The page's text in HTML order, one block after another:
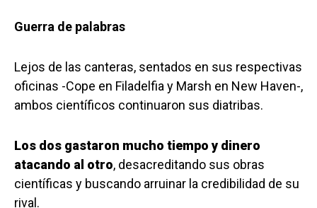
Guerra de palabras
Lejos de las canteras, sentados en sus respectivas
oficinas -Cope en Filadelfia y Marsh en New Haven-,
ambos científicos continuaron sus diatribas.
Los dos gastaron mucho tiempo y dinero
atacando al otro, desacreditando sus obras
científicas y buscando arruinar la credibilidad de su
rival.